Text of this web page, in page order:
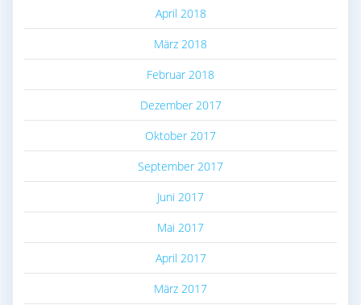
April 2018
März 2018
Februar 2018
Dezember 2017
Oktober 2017
September 2017
Juni 2017
Mai 2017
April 2017
März 2017